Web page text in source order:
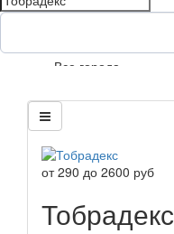
Все города
от290 до 2600 руб
Тобрадекс